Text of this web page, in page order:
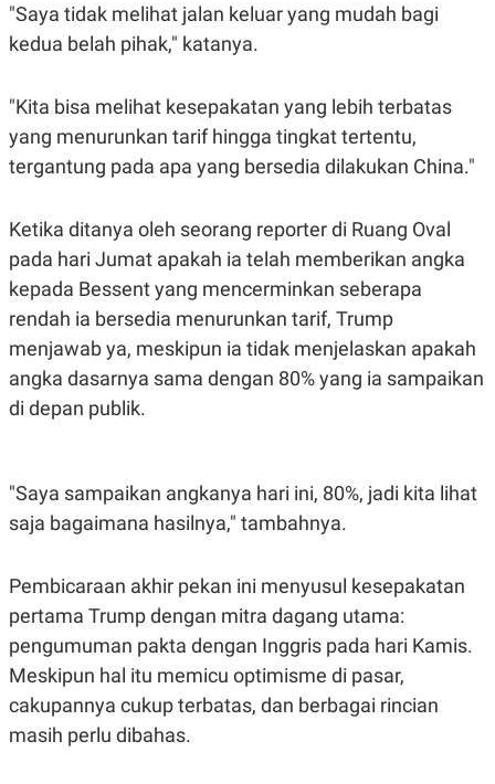
M
E
I
L
A
N
G
G
N
C
T
K
K
I
N
R
E
M
I
E
E
P
A
P
A
D
V
E
I
N
G
G
M
E
I
A
.
I
"Saya tidak melihat jalan keluar yang mudah bagi
kedua belah pihak," katanya.
"Kita bisa melihat kesepakatan yang lebih terbatas
yang menurunkan tarif hingga tingkat tertentu,
tergantung pada apa yang bersedia dilakukan China."
Ketika ditanya oleh seorang reporter di Ruang Oval
pada hari Jumat apakah ia telah memberikan angka
kepada Bessent yang mencerminkan seberapa
rendah ia bersedia menurunkan tarif, Trump
menjawab ya, meskipun ia tidak menjelaskan apakah
angka dasarnya sama dengan 80% yang ia sampaikan
di depan publik.
"Saya sampaikan angkanya hari ini, 80%, jadi kita lihat
saja bagaimana hasilnya," tambahnya.
Pembicaraan akhir pekan ini menyusul kesepakatan
pertama Trump dengan mitra dagang utama:
pengumuman pakta dengan Inggris pada hari Kamis.
Meskipun hal itu memicu optimisme di pasar,
cakupannya cukup terbatas, dan berbagai rincian
masih perlu dibahas.